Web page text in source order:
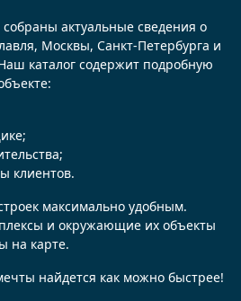
собраны актуальные сведения о
Москвы, Санкт-Петербурга и
каталог содержит подробную
клиентов.
максимально удобным.
и окружающие их объекты
на карте.
найдется как можно быстрее!